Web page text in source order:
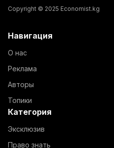
Copyright © 2025 Economist.kg
Навигация
О нас
Реклама
Авторы
Топики
Категория
Эксклюзив
Право знать